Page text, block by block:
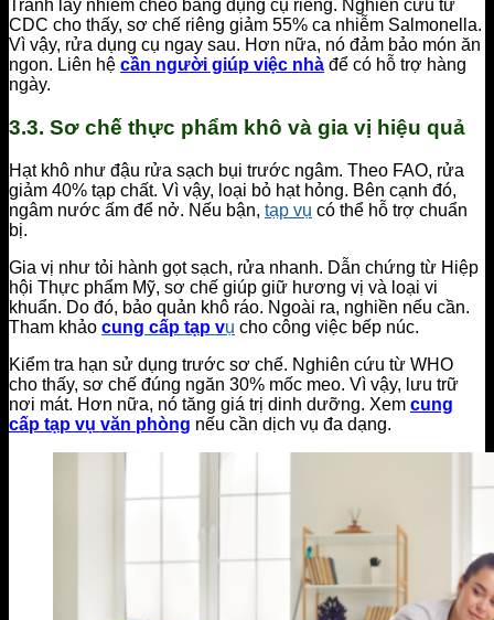
Tránh lây nhiễm chéo bằng dụng cụ riêng. Nghiên cứu từ
CDC cho thấy, sơ chế riêng giảm 55% ca nhiễm Salmonella.
Vì vậy, rửa dụng cụ ngay sau. Hơn nữa, nó đảm bảo món ăn
ngon. Liên hệ cần người giúp việc nhà để có hỗ trợ hàng
ngày.
3.3. Sơ chế thực phẩm khô và gia vị hiệu quả
Hạt khô như đậu rửa sạch bụi trước ngâm. Theo FAO, rửa
giảm 40% tạp chất. Vì vậy, loại bỏ hạt hỏng. Bên cạnh đó,
ngâm nước ấm để nở. Nếu bận, tạp vụ có thể hỗ trợ chuẩn
bị.
Gia vị như tỏi hành gọt sạch, rửa nhanh. Dẫn chứng từ Hiệp
hội Thực phẩm Mỹ, sơ chế giúp giữ hương vị và loại vi
khuẩn. Do đó, bảo quản khô ráo. Ngoài ra, nghiền nếu cần.
Tham khảo cung cấp tạp vụ cho công việc bếp núc.
Kiểm tra hạn sử dụng trước sơ chế. Nghiên cứu từ WHO
cho thấy, sơ chế đúng ngăn 30% mốc meo. Vì vậy, lưu trữ
nơi mát. Hơn nữa, nó tăng giá trị dinh dưỡng. Xem cung
cấp tạp vụ văn phòng nếu cần dịch vụ đa dạng.